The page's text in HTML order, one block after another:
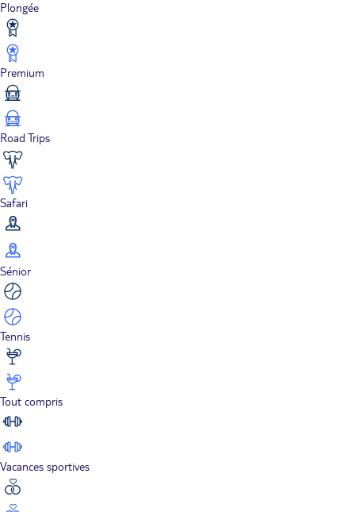
Plongée
Premium
Road Trips
Safari
Sénior
Tennis
Tout compris
Vacances sportives